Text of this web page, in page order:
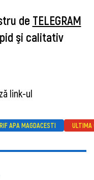
de TELEGRAM
şi calitativ
link-ul
APA MAGDACESTI ULTIMA